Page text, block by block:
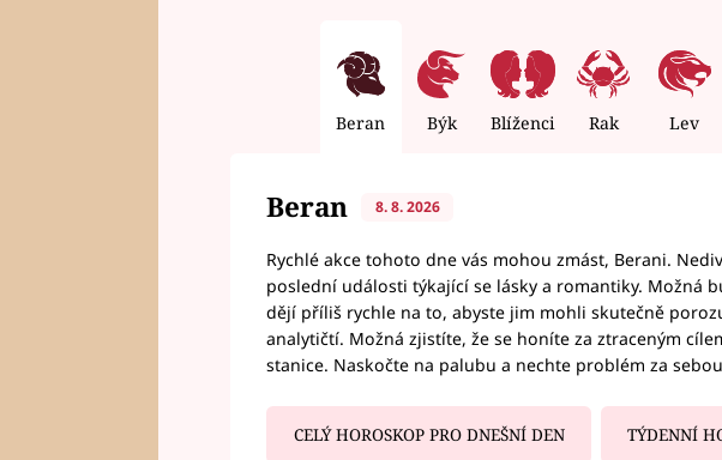
Beran Býk Blíženci Rak Lev
Beran 8. 8. 2026
Rychlé akce tohoto dne vás mohou zmást, Berani.
poslední události týkající se lásky a romantiky. Možná
dějí příliš rychle na to, abyste jim mohli skutečně
analytičtí. Možná zjistíte, že se honíte za ztraceným
stanice. Naskočte na palubu a nechte problém za
CELÝ HOROSKOP PRO DNEŠNÍ DEN TÝDENNÍ